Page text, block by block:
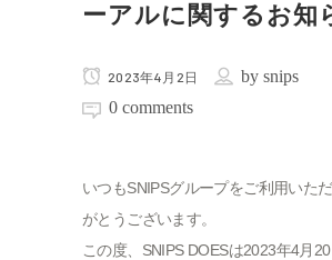
ーアルに関するお知
2023年4月2日 bysnips
0 comments
いつもSNIPSグループをご利用いた
がとうございます。
この度、SNIPS DOESは2023年4月